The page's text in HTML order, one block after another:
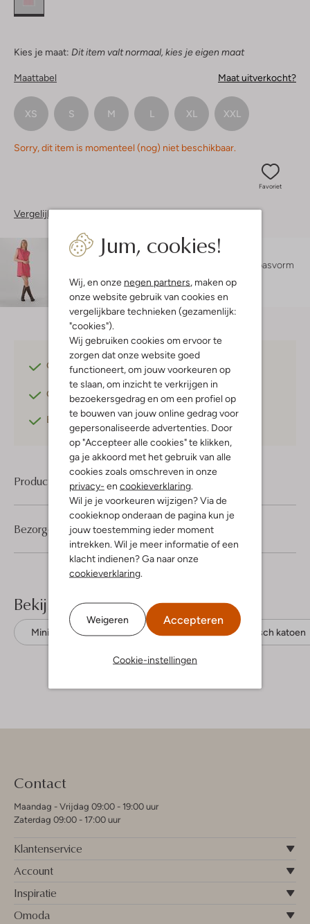
Jum, cookies!
Wij, en onze negen partners, maken op
onze website gebruik van cookies en
vergelijkbare technieken (gezamenlijk:
"cookies").
Wij gebruiken cookies om ervoor te
zorgen dat onze website goed
functioneert, om jouw voorkeuren op
te slaan, om inzicht te verkrijgen in
bezoekersgedrag en om een profiel op
te bouwen van jouw online gedrag voor
gepersonaliseerde advertenties. Door
op "Accepteer alle cookies" te klikken,
ga je akkoord met het gebruik van alle
cookies zoals omschreven in onze
privacy- en cookieverklaring.
Wil je je voorkeuren wijzigen? Via de
cookieknop onderaan de pagina kun je
jouw toestemming ieder moment
intrekken. Wil je meer informatie of een
klacht indienen? Ga naar onze
cookieverklaring.
Weigeren Accepteren
Cookie-instellingen
Kies je maat: Dit item valt normaal, kies je eigen maat
Maattabel Maat uitverkocht?
XS S M L XL XXL
Sorry, dit item is momenteel (nog) niet beschikbaar.
Favoriet
Vergelijkbare items
Maatadvies
De pasvorm
oversized.
Gratis verzending vanaf €75,-
Gratis retourneren binnen 30 dagen*
Betaal achteraf met Klarna
Product informatie
Bezorgen & retourneren
Bekijk meer
Mini jurken Colourful Rebel Biologisch katoen
Contact
Maandag - Vrijdag 09:00 - 19:00 uur
Zaterdag 09:00 - 17:00 uur
Klantenservice
Account
Inspiratie
Omoda